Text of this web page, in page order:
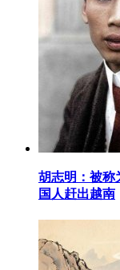
胡志明：被称
国人赶出越南